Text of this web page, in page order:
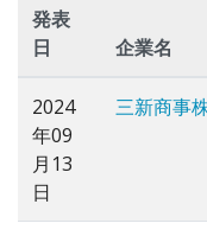
発表
日
企業名
2024
年09
月13
日
三新商事